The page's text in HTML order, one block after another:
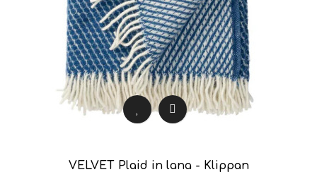
VELVET Plaid in lana - Klippan